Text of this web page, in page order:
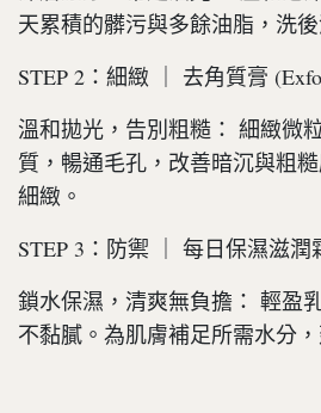
天累積的髒污與多餘油脂，洗
STEP 2：細緻 ｜ 去角質膏
溫和拋光，告別粗糙： 細緻微
質，暢通毛孔，改善暗沉與粗
細緻。
STEP 3：防禦 ｜ 每日保濕滋潤
鎖水保濕，清爽無負擔： 輕盈
不黏膩。為肌膚補足所需水分